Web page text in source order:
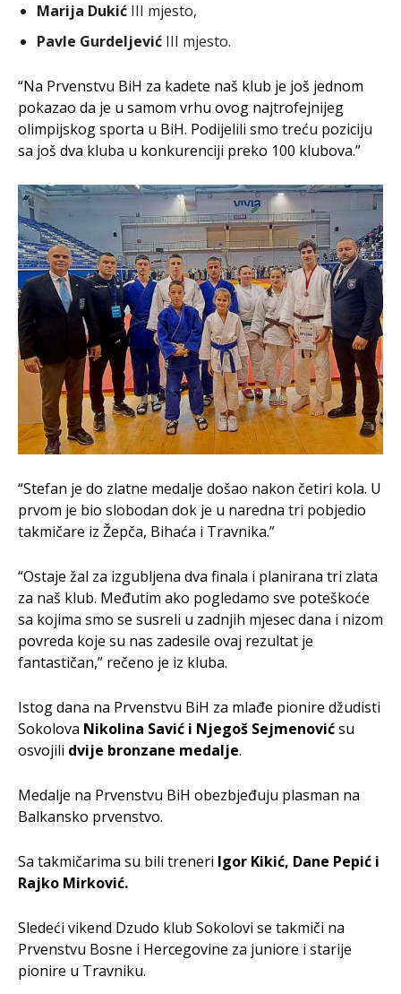
Marija Dukić III mjesto,
Pavle Gurdeljević III mjesto.
“Na Prvenstvu BiH za kadete naš klub je još jednom
pokazao da je u samom vrhu ovog najtrofejnijeg
olimpijskog sporta u BiH. Podijelili smo treću poziciju
sa još dva kluba u konkurenciji preko 100 klubova.”
“Stefan je do zlatne medalje došao nakon četiri kola. U
prvom je bio slobodan dok je u naredna tri pobjedio
takmičare iz Žepča, Bihaća i Travnika.”
“Ostaje žal za izgubljena dva finala i planirana tri zlata
za naš klub. Međutim ako pogledamo sve poteškoće
sa kojima smo se susreli u zadnjih mjesec dana i nizom
povreda koje su nas zadesile ovaj rezultat je
fantastičan,” rečeno je iz kluba.
Istog dana na Prvenstvu BiH za mlađe pionire džudisti
Sokolova Nikolina Savić i Njegoš Sejmenovićsu
osvojili dvije bronzane medalje.
Medalje na Prvenstvu BiH obezbjeđuju plasman na
Balkansko prvenstvo.
Sa takmičarima su bili treneri Igor Kikić, Dane Pepić i
Rajko Mirković.
Sledeći vikend Dzudo klub Sokolovi se takmiči na
Prvenstvu Bosne i Hercegovine za juniore i starije
pionire u Travniku.